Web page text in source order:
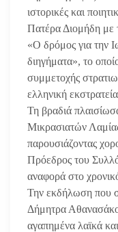
ιστορικές και
Πατέρα Διομήδη με
«Ο δρόμος για την
διηγήματα», το
συμμετοχής
ελληνική
Τη βραδιά
Μικρασιατών
παρουσιάζοντας
Πρόεδρος του
αναφορά στο
Την εκδήλωση που
Δήμητρα
αγαπημένα λαϊκά